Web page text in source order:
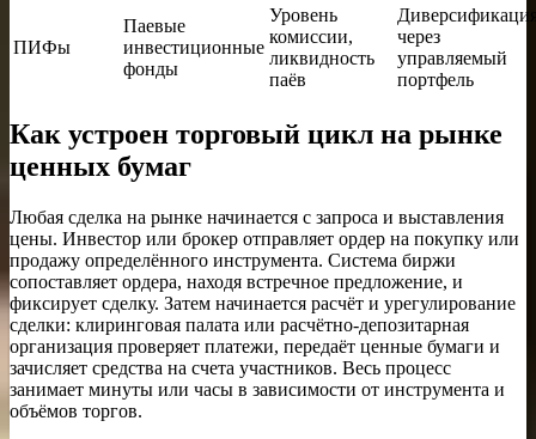
ПИФы
Паевые
инвестиционные
фонды
Уровень
комиссии,
ликвидность
паёв
через
управляемый
портфель
Как устроен торговый цикл на рынке
ценных бумаг
Любая сделка на рынке начинается с запроса и выставления
цены. Инвестор или брокер отправляет ордер на покупку или
продажу определённого инструмента. Система биржи
сопоставляет ордера, находя встречное предложение, и
фиксирует сделку. Затем начинается расчёт и урегулирование
сделки: клиринговая палата или расчётно-депозитарная
организация проверяет платежи, передаёт ценные бумаги и
зачисляет средства на счета участников. Весь процесс
занимает минуты или часы в зависимости от инструмента и
объёмов торгов.